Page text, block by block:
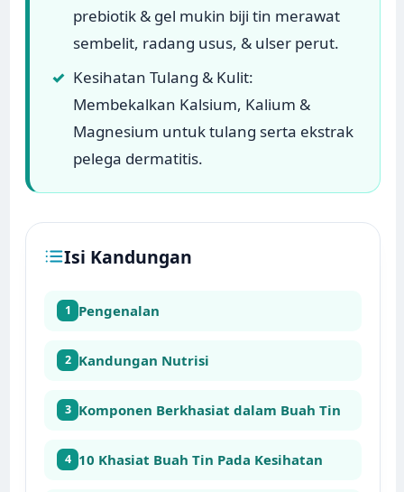
prebiotik & gel mukin biji tin merawat
sembelit, radang usus, & ulser perut.
✓ Kesihatan Tulang & Kulit:
Membekalkan Kalsium, Kalium &
Magnesium untuk tulang serta ekstrak
pelega dermatitis.
Isi Kandungan
1 Pengenalan
2 Kandungan Nutrisi
3 Komponen Berkhasiat dalam Buah Tin
4 10 Khasiat Buah Tin Pada Kesihatan